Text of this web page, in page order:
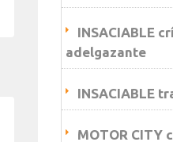
INSACIABLE
adelgazante
INSACIABLE
MOTOR CITY